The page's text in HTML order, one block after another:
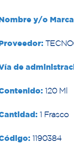
y/o
de
120 Ml
1 Frasco
1190384